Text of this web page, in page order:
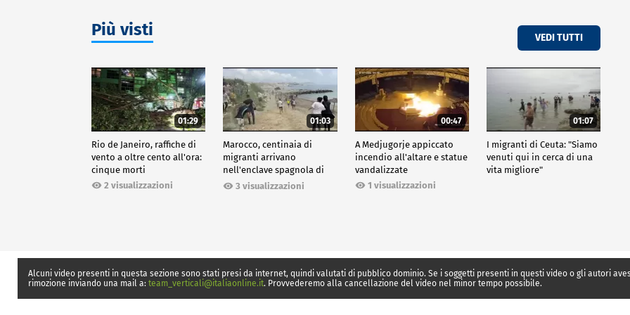
Più visti VEDI TUTTI
01:29
Rio de Janeiro, raffiche di
vento a oltre cento all'ora:
cinque morti
2 visualizzazioni
01:03
Marocco, centinaia di
migranti arrivano
nell'enclave spagnola di
Ceuta3 visualizzazioni
00:47
A Medjugorje appiccato
incendio all'altare e statue
vandalizzate
1 visualizzazioni
01:07
I migranti di Ceuta: "Siamo
venuti qui in cerca di una
vita migliore"
Alcuni video presenti in questa sezione sono stati presi da internet, quindi valutati di pubblico dominio. Se i soggetti presenti in questi video o gli autori
rimozione inviando una mail a: team_verticali@italiaonline.it. Provvederemo alla cancellazione del video nel minor tempo possibile.